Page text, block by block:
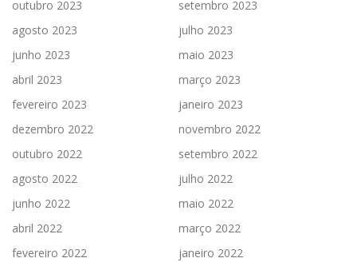
outubro 2023
setembro 2023
agosto 2023
julho 2023
junho 2023
maio 2023
abril 2023
março 2023
fevereiro 2023
janeiro 2023
dezembro 2022
novembro 2022
outubro 2022
setembro 2022
agosto 2022
julho 2022
junho 2022
maio 2022
abril 2022
março 2022
fevereiro 2022
janeiro 2022